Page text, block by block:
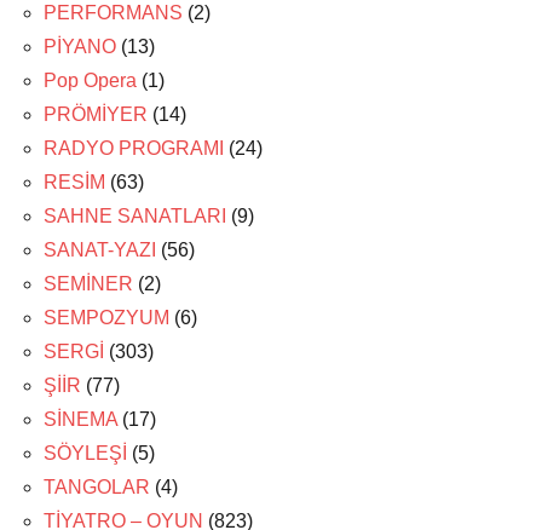
PERFORMANS (2)
PİYANO (13)
Pop Opera (1)
PRÖMİYER (14)
RADYO PROGRAMI
(24)
RESİM (63)
SAHNE SANATLARI (9)
SANAT-YAZI (56)
SEMİNER (2)
SEMPOZYUM (6)
SERGİ (303)
ŞİİR (77)
SİNEMA (17)
SÖYLEŞİ (5)
TANGOLAR (4)
TİYATRO – OYUN (823)